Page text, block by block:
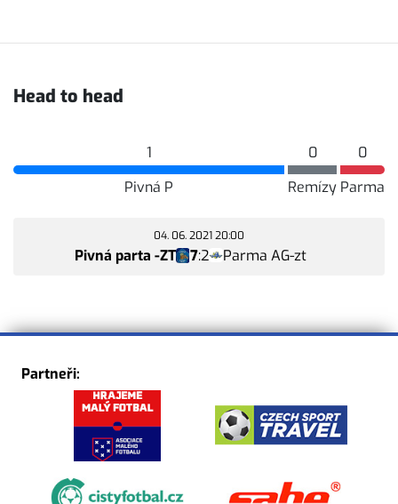
Head to head
1
Pivná P
0
Remízy
0
Parma
04. 06. 2021 20:00
Pivná parta -ZT 7:2 Parma AG-zt
Partneři: